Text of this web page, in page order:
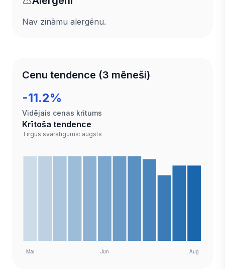
Nav zināmu alergēnu.
Cenu tendence (3 mēneši)
-11.2%
Vidējais cenas kritums
Krītoša tendence
Tirgus svārstīgums: augsts